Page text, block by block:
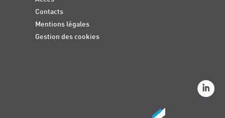
Contacts
Mentions légales
Gestion des cookies